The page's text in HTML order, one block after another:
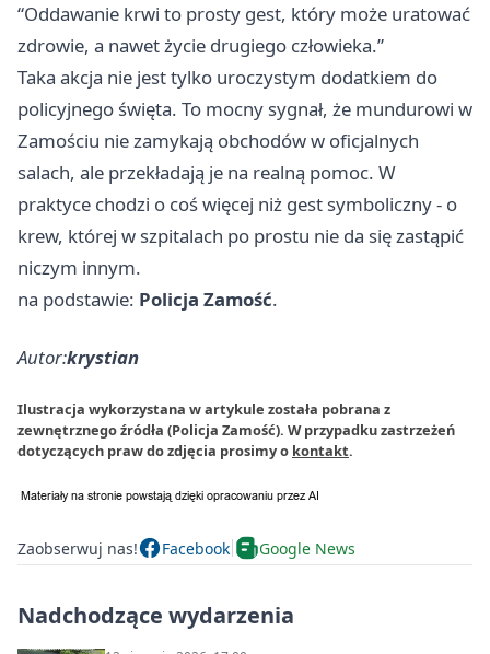
“Oddawanie krwi to prosty gest, który może uratować
zdrowie, a nawet życie drugiego człowieka.”
Taka akcja nie jest tylko uroczystym dodatkiem do
policyjnego święta. To mocny sygnał, że mundurowi w
Zamościu nie zamykają obchodów w oficjalnych
salach, ale przekładają je na realną pomoc. W
praktyce chodzi o coś więcej niż gest symboliczny - o
krew, której w szpitalach po prostu nie da się zastąpić
niczym innym.
na podstawie: Policja Zamość.
Autor:krystian
Ilustracja wykorzystana w artykule została pobrana z
zewnętrznego źródła (Policja Zamość). W przypadku zastrzeżeń
dotyczących praw do zdjęcia prosimy o kontakt.
Zaobserwuj nas! Facebook Google News
Nadchodzące wydarzenia